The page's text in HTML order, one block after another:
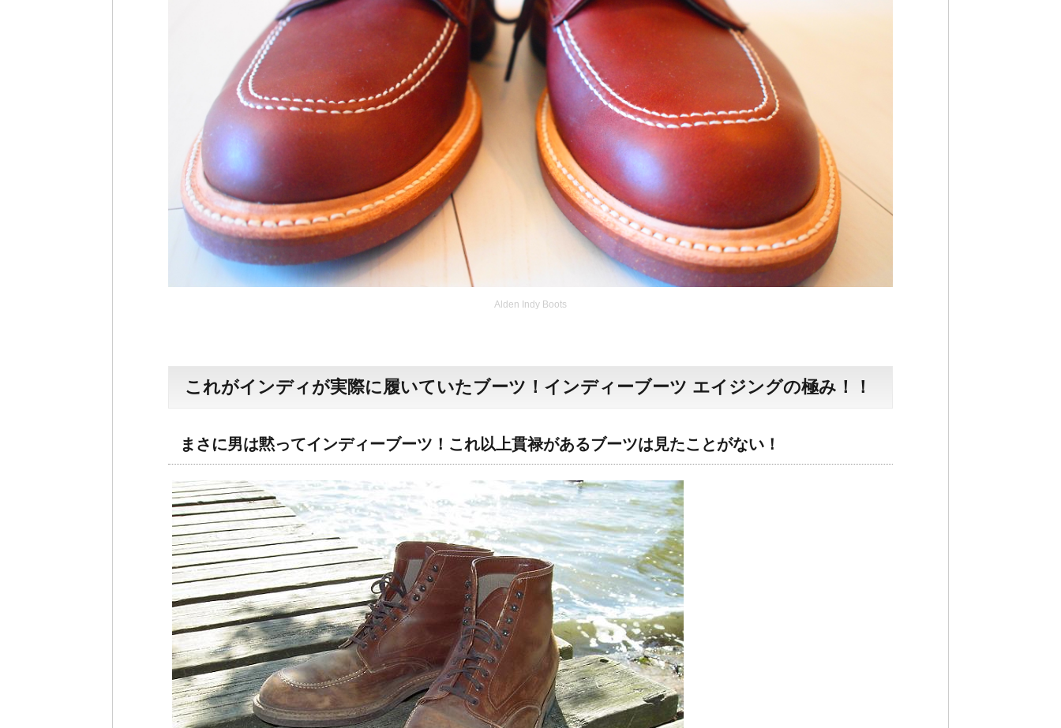
Alden Indy Boots
これがインディが実際に履いていたブーツ！インディーブーツ エイジングの極み！！
まさに男は黙ってインディーブーツ！これ以上貫禄があるブーツは見たことがない！